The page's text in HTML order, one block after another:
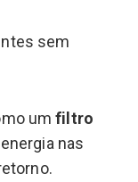
sem
umfiltro
nas